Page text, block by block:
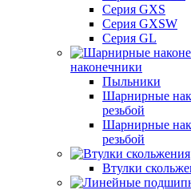
Серия GXS
Серия GXSW
Серия GL
наконечники
Пыльники
Шарнирные
резьбой
Шарнирные
резьбой
Втулки